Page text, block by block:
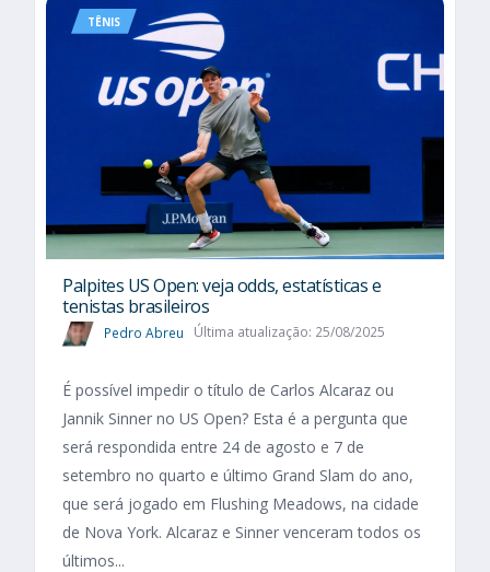
TÊNIS
Palpites US Open: veja odds, estatísticas e
tenistas brasileiros
Pedro Abreu Última atualização: 25/08/2025
É possível impedir o título de Carlos Alcaraz ou
Jannik Sinner no US Open? Esta é a pergunta que
será respondida entre 24 de agosto e 7 de
setembro no quarto e último Grand Slam do ano,
que será jogado em Flushing Meadows, na cidade
de Nova York. Alcaraz e Sinner venceram todos os
últimos...